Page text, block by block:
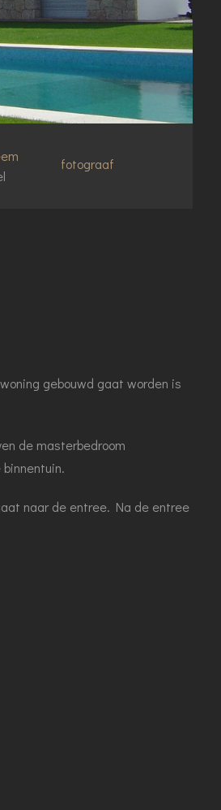
fotograaf
gebouwd gaat worden is
de masterbedroom
naar de entree. Na de entree